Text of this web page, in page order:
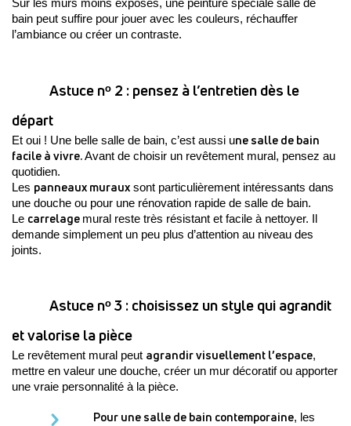
Sur les murs moins exposés, une peinture spéciale salle de
bain peut suffire pour jouer avec les couleurs, réchauffer
l’ambiance ou créer un contraste.
Astuce nᵒ 2 : pensez à l’entretien dès le
départ
Et oui ! Une belle salle de bain, c’est aussi une salle de bain
facile à vivre. Avant de choisir un revêtement mural, pensez au
quotidien.
Les panneaux muraux sont particulièrement intéressants dans
une douche ou pour une rénovation rapide de salle de bain.
Le carrelage mural reste très résistant et facile à nettoyer. Il
demande simplement un peu plus d’attention au niveau des
joints.
Astuce nᵒ 3 : choisissez un style qui agrandit
et valorise la pièce
Le revêtement mural peut agrandir visuellement l’espace,
mettre en valeur une douche, créer un mur décoratif ou apporter
une vraie personnalité à la pièce.
Pour une salle de bain contemporaine, les